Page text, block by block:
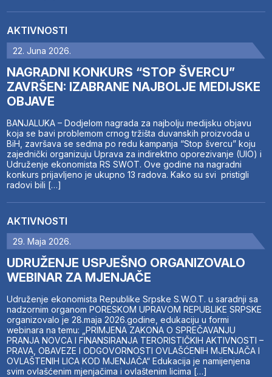
AKTIVNOSTI
22. Juna 2026.
NAGRADNI KONKURS “STOP ŠVERCU”
ZAVRŠEN: IZABRANE NAJBOLJE MEDIJSKE
OBJAVE
BANJALUKA – Dodjelom nagrada za najbolju medijsku objavu
koja se bavi problemom crnog tržišta duvanskih proizvoda u
BiH, završava se sedma po redu kampanja “Stop švercu” koju
zajednički organizuju Uprava za indirektno oporezivanje (UIO) i
Udruženje ekonomista RS SWOT. Ove godine na nagradni
konkurs prijavljeno je ukupno 13 radova. Kako su svi pristigli
radovi bili […]
AKTIVNOSTI
29. Maja 2026.
UDRUŽENJE USPJEŠNO ORGANIZOVALO
WEBINAR ZA MJENJAČE
Udruženje ekonomista Republike Srpske S.W.O.T. u saradnji sa
nadzornim organom PORESKOM UPRAVOM REPUBLIKE SRPSKE
organizovalo je 28.maja 2026.godine, edukaciju u formi
webinara na temu: „PRIMJENA ZAKONA O SPREČAVANJU
PRANJA NOVCA I FINANSIRANJA TERORISTIČKIH AKTIVNOSTI –
PRAVA, OBAVEZE I ODGOVORNOSTI OVLAŠĆENIH MJENJAČA I
OVLAŠTENIH LICA KOD MJENJAČA“ Edukacija je namijenjena
svim ovlašćenim mjenjačima i ovlaštenim licima […]